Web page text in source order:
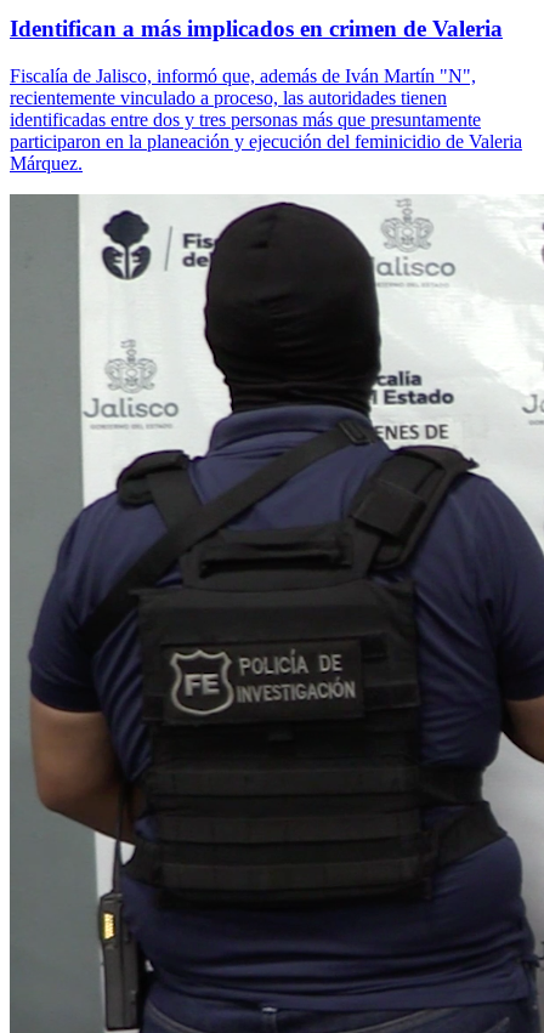
Identifican a más implicados en crimen de Valeria
Fiscalía de Jalisco, informó que, además de Iván Martín "N",
recientemente vinculado a proceso, las autoridades tienen
identificadas entre dos y tres personas más que presuntamente
participaron en la planeación y ejecución del feminicidio de Valeria
Márquez.